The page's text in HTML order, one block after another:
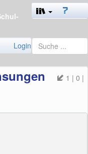
Login
1 | 0 |